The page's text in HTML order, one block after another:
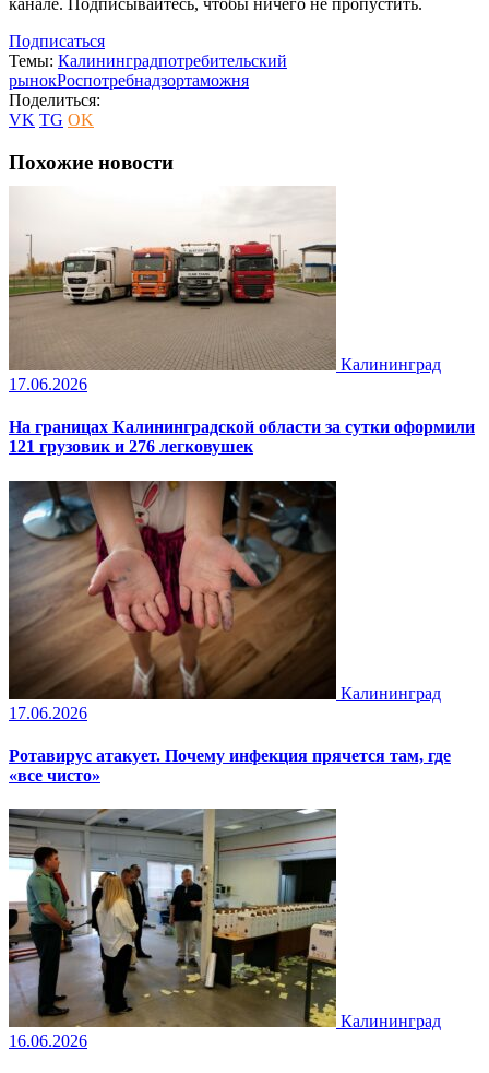
канале. Подписывайтесь, чтобы ничего не пропустить.
Подписаться
Темы: Калининградпотребительский
рынокРоспотребнадзортаможня
Поделиться:
VK TG OK
Похожие новости
Калининград
17.06.2026
На границах Калининградской области за сутки оформили
121 грузовик и 276 легковушек
Калининград
17.06.2026
Ротавирус атакует. Почему инфекция прячется там, где
«все чисто»
Калининград
16.06.2026